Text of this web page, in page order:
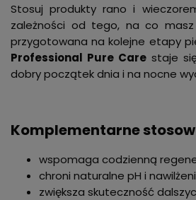
Stosuj produkty rano i
zależności od tego, na co
przygotowana na kolejne etapy
Professional Pure Carestaje
dobry początek dnia i na nocne
Komplementarne
wspomaga codzienną
chroni naturalne pH i
zwiększa skuteczność